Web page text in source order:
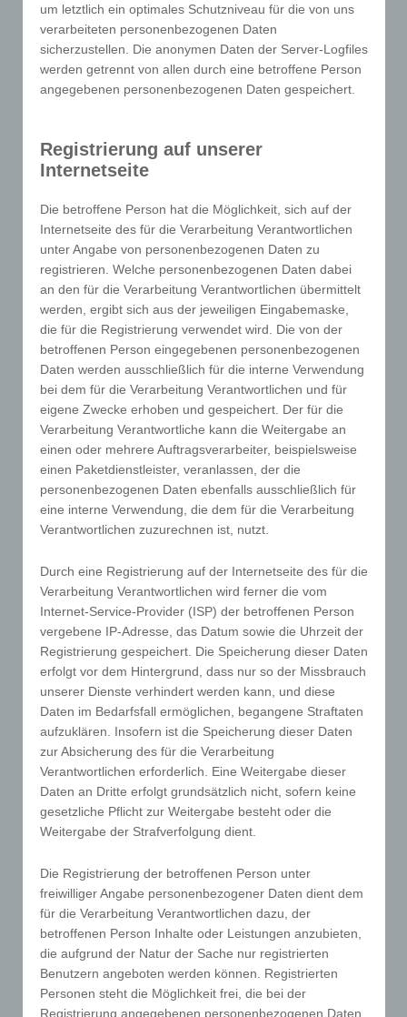
Internetseite geführtes, in der Regel öffentlich
einsehbares Portal, in welchem eine oder mehrere
Personen, die Blogger oder Web-Blogger genannt
werden, Artikel posten oder Gedanken in
sogenannten Blogposts niederschreiben können. Die
Hinterlässt eine betroffene Person einen Kommentar
werden neben den von der betroffenen Person
hinterlassenen Kommentaren auch Angaben zum
Zeitpunkt der Kommentareingabe sowie zu dem von
der betroffenen Person gewählten Nutzernamen
(Pseudonym) gespeichert und veröffentlicht. Ferner
wird die vom Internet-Service-Provider (ISP) der
betroffenen Person vergebene IP-Adresse
mitprotokolliert. Diese Speicherung der IP-Adresse
erfolgt aus Sicherheitsgründen und für den Fall,
dass die betroffene Person durch einen
abgegebenen Kommentar die Rechte Dritter verletzt
oder rechtswidrige Inhalte postet. Die Speicherung
dieser personenbezogenen Daten erfolgt daher im
eigenen Interesse des für die Verarbeitung
Verantwortlichen, damit sich dieser im Falle einer
Rechtsverletzung gegebenenfalls exkulpieren
erhobenen personenbezogenen Daten an Dritte,
sofern eine solche Weitergabe nicht gesetzlich
vorgeschrieben ist oder der Rechtsverteidigung des
für die Verarbeitung Verantwortlichen dient.
Gravatar
Bei Kommentaren wird auf den Gravatar Service von
Auttomatic zurückgegriffen. Gravatar gleicht Ihre
Email-Adresse ab und bildet – sofern Sie dort
registriert sind – Ihr Avatar-Bild neben dem
Kommentar ab. Sollten Sie nicht registriert sein, wird
kein Bild angezeigt. Zu beachten ist, dass alle
registrierten WordPress-User automatisch auch bei
https://de.gravatar.com
Hosting
Die von uns in Anspruch genommenen Hosting-
Leistungen dienen der Zurverfügungstellung der
folgenden Leistungen: Infrastruktur- und
um letztlich ein optimales Schutzniveau für die von uns
verarbeiteten personenbezogenen Daten
sicherzustellen. Die anonymen Daten der Server-Logfiles
werden getrennt von allen durch eine betroffene Person
angegebenen personenbezogenen Daten gespeichert.
Registrierung auf unserer
Internetseite
Die betroffene Person hat die Möglichkeit, sich auf der
Internetseite des für die Verarbeitung Verantwortlichen
unter Angabe von personenbezogenen Daten zu
registrieren. Welche personenbezogenen Daten dabei
an den für die Verarbeitung Verantwortlichen übermittelt
werden, ergibt sich aus der jeweiligen Eingabemaske,
die für die Registrierung verwendet wird. Die von der
betroffenen Person eingegebenen personenbezogenen
Daten werden ausschließlich für die interne Verwendung
bei dem für die Verarbeitung Verantwortlichen und für
eigene Zwecke erhoben und gespeichert. Der für die
Verarbeitung Verantwortliche kann die Weitergabe an
einen oder mehrere Auftragsverarbeiter, beispielsweise
einen Paketdienstleister, veranlassen, der die
personenbezogenen Daten ebenfalls ausschließlich für
eine interne Verwendung, die dem für die Verarbeitung
Verantwortlichen zuzurechnen ist, nutzt.
Durch eine Registrierung auf der Internetseite des für die
Verarbeitung Verantwortlichen wird ferner die vom
Internet-Service-Provider (ISP) der betroffenen Person
vergebene IP-Adresse, das Datum sowie die Uhrzeit der
Registrierung gespeichert. Die Speicherung dieser Daten
erfolgt vor dem Hintergrund, dass nur so der Missbrauch
unserer Dienste verhindert werden kann, und diese
Daten im Bedarfsfall ermöglichen, begangene Straftaten
aufzuklären. Insofern ist die Speicherung dieser Daten
zur Absicherung des für die Verarbeitung
Verantwortlichen erforderlich. Eine Weitergabe dieser
Daten an Dritte erfolgt grundsätzlich nicht, sofern keine
gesetzliche Pflicht zur Weitergabe besteht oder die
Weitergabe der Strafverfolgung dient.
Die Registrierung der betroffenen Person unter
freiwilliger Angabe personenbezogener Daten dient dem
für die Verarbeitung Verantwortlichen dazu, der
betroffenen Person Inhalte oder Leistungen anzubieten,
die aufgrund der Natur der Sache nur registrierten
Benutzern angeboten werden können. Registrierten
Personen steht die Möglichkeit frei, die bei der
Registrierung angegebenen personenbezogenen Daten